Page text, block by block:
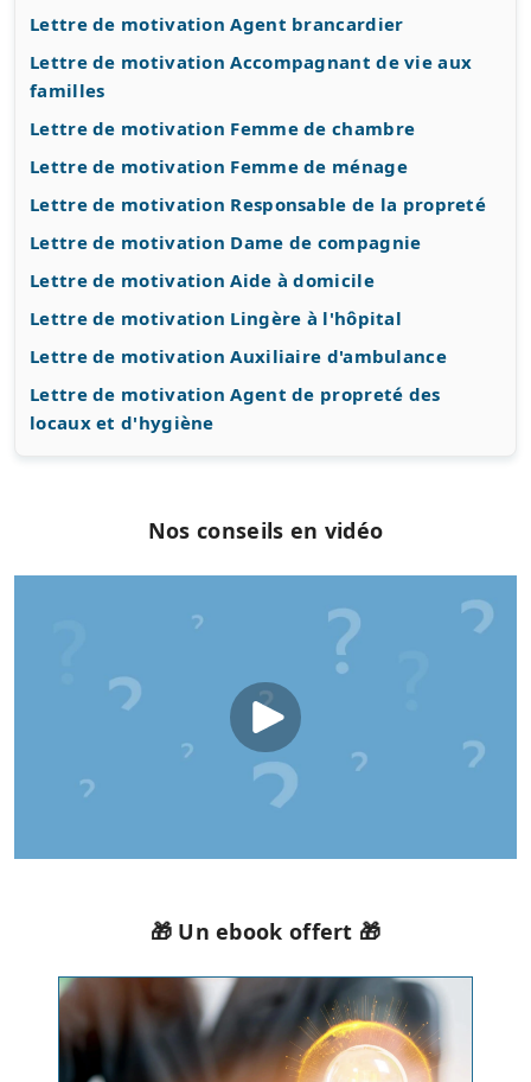
Lettre de motivation Agent brancardier
Lettre de motivation Accompagnant de vie aux
familles
Lettre de motivation Femme de chambre
Lettre de motivation Femme de ménage
Lettre de motivation Responsable de la propreté
Lettre de motivation Dame de compagnie
Lettre de motivation Aide à domicile
Lettre de motivation Lingère à l'hôpital
Lettre de motivation Auxiliaire d'ambulance
Lettre de motivation Agent de propreté des
locaux et d'hygiène
Nos conseils en vidéo
🎁 Un ebook offert 🎁